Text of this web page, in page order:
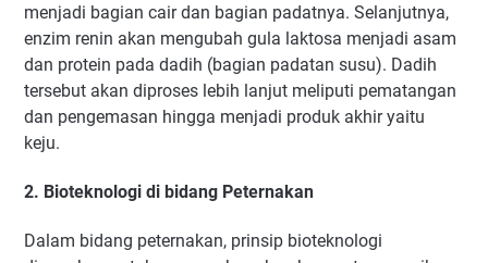
menjadi bagian cair dan bagian padatnya. Selanjutnya,
enzim renin akan mengubah gula laktosa menjadi asam
dan protein pada dadih (bagian padatan susu). Dadih
tersebut akan diproses lebih lanjut meliputi pematangan
dan pengemasan hingga menjadi produk akhir yaitu
keju.
2. Bioteknologi di bidang Peternakan
Dalam bidang peternakan, prinsip bioteknologi